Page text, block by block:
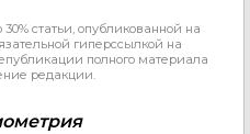
статьи, опубликованной на
гиперссылкой на
полного материала
редакции.